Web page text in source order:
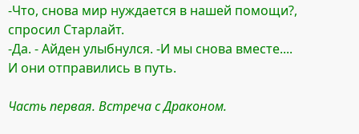
-Что, снова мир нуждается в нашей помощи?,
спросил Старлайт.
-Да. - Айден улыбнулся. -И мы снова вместе....
И они отправились в путь.
Часть первая. Встреча с Драконом.